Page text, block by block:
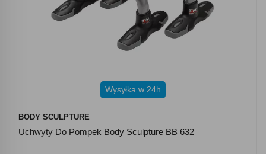
Wysyłka w 24h
BODY SCULPTURE
Uchwyty Do Pompek Body Sculpture BB 632